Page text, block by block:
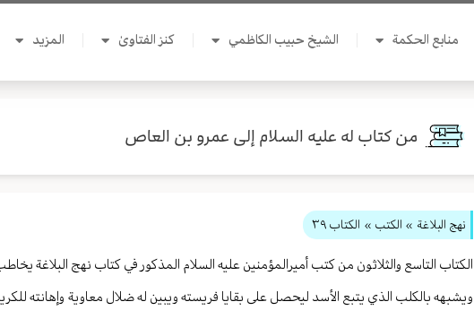
منابع الحكمة الشيخ حبيب الكاظمي كنز الفتاوىٰ المزيد
من كتاب له عليه السلام إلى عمرو بن العاص
نهج البلاغة » الكتب » الكتاب ٣٩
الكتاب التاسع والثلاثون من كتب أميرالمؤمنين عليه السلام المذكور في كتاب نهج البلاغة
ويشبهه بالكلب الذي يتبع الأسد ليحصل على بقايا فريسته ويبين له ضلال معاوية وإهانته